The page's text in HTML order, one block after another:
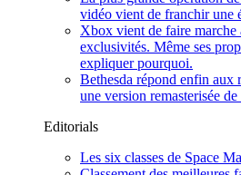
vidéo vient de franchir une
Xbox vient de faire marche
exclusivités. Même ses
expliquer pourquoi.
Bethesda répond enfin aux
une version remasterisée
Editorials
Les six classes de Space